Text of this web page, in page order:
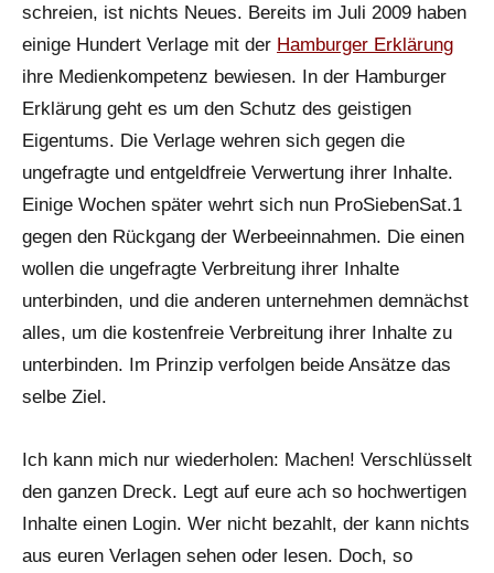
schreien, ist nichts Neues. Bereits im Juli 2009 haben
einige Hundert Verlage mit der Hamburger Erklärung
ihre Medienkompetenz bewiesen. In der Hamburger
Erklärung geht es um den Schutz des geistigen
Eigentums. Die Verlage wehren sich gegen die
ungefragte und entgeldfreie Verwertung ihrer Inhalte.
Einige Wochen später wehrt sich nun ProSiebenSat.1
gegen den Rückgang der Werbeeinnahmen. Die einen
wollen die ungefragte Verbreitung ihrer Inhalte
unterbinden, und die anderen unternehmen demnächst
alles, um die kostenfreie Verbreitung ihrer Inhalte zu
unterbinden. Im Prinzip verfolgen beide Ansätze das
selbe Ziel.
Ich kann mich nur wiederholen: Machen! Verschlüsselt
den ganzen Dreck. Legt auf eure ach so hochwertigen
Inhalte einen Login. Wer nicht bezahlt, der kann nichts
aus euren Verlagen sehen oder lesen. Doch, so